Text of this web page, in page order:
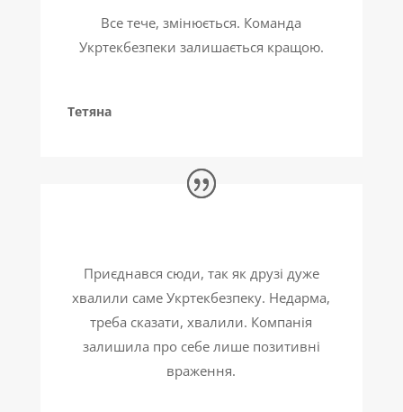
Все тече, змінюється. Команда
Укртекбезпеки залишається кращою.
Тетяна
Приєднався сюди, так як друзі дуже
хвалили саме Укртекбезпеку. Недарма,
треба сказати, хвалили. Компанія
залишила про себе лише позитивні
враження.